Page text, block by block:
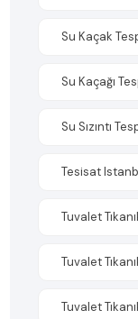
Su Kaçak
Su Kaçağı
Su Sızıntı
Tesisat
Tuvalet
Tuvalet
Tuvalet